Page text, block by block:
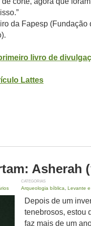
da Fapesp (Fundação
livro de
Lattes
Asherah
CATEGORIAS
Arqueologia bíblica Levante
Depois de um
tenebrosos, estou
faz mais de um